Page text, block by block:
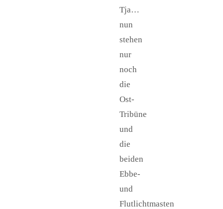
Tja…
nun
stehen
nur
noch
die
Ost-
Tribüne
und
die
beiden
Ebbe-
und
Flutlichtmasten